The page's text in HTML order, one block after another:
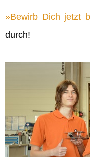
Bewirb Dich jetzt
durch!